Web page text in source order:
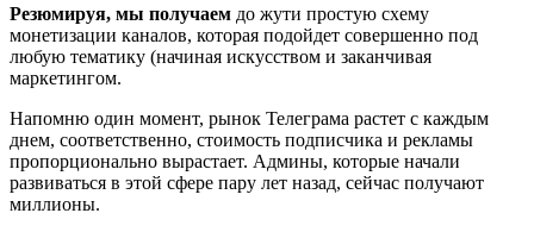
Резюмируя, мы получаем до жути простую схему
монетизации каналов, которая подойдет совершенно под
любую тематику (начиная искусством и заканчивая
маркетингом.
Напомню один момент, рынок Телеграма растет с каждым
днем, соответственно, стоимость подписчика и рекламы
пропорционально вырастает. Админы, которые начали
развиваться в этой сфере пару лет назад, сейчас получают
миллионы.